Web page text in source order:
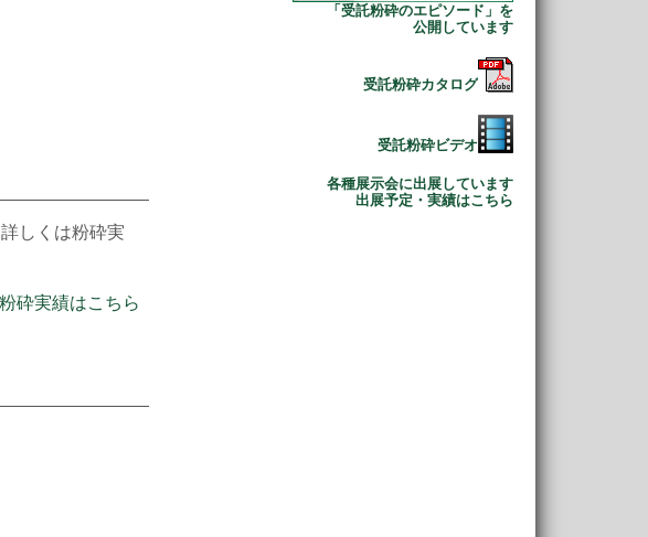
しくは粉砕実
砕実績はこちら
「受託粉砕のエピソード」を
公開しています
受託粉砕カタログ
受託粉砕ビデオ
各種展示会に出展しています
出展予定・実績はこちら